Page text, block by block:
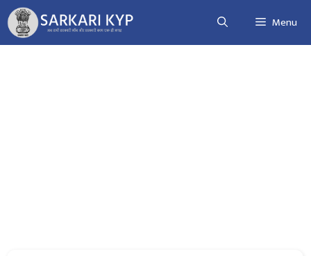
Skip
to
content
Menu